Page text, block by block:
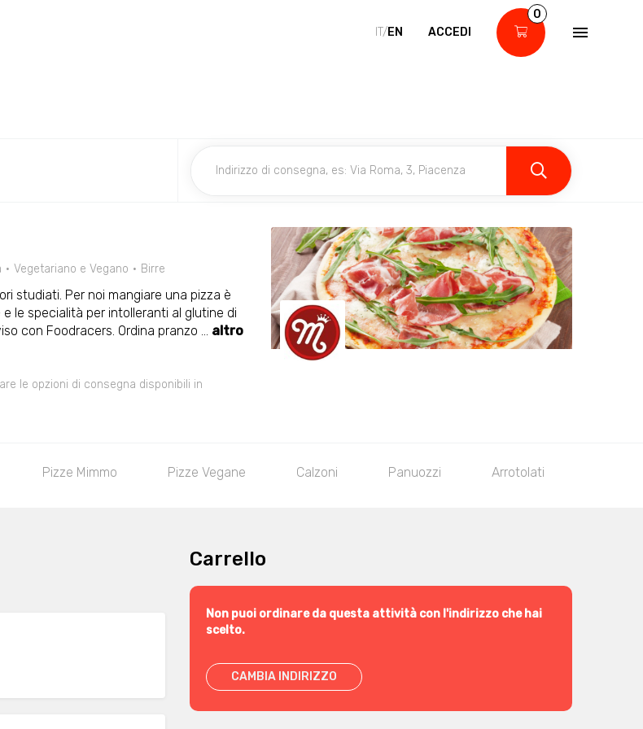
IT/EN ACCEDI
0
Vegetariano e Vegano Birre
studiati. Per noi mangiare una pizza è
le specialità per intolleranti al glutine di
con Foodracers. Ordina pranzo ... altro
le opzioni di consegna disponibili in
Pizze Mimmo Pizze Vegane Calzoni Panuozzi Arrotolati
Carrello
Non puoi ordinare da questa attività con l'indirizzo che hai
scelto.
CAMBIA INDIRIZZO